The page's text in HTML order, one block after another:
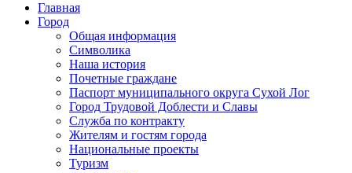
Главная
Город
Общая информация
Символика
Наша история
Почетные граждане
Паспорт муниципального округа Сухой Лог
Город Трудовой Доблести и Славы
Служба по контракту
Жителям и гостям города
Национальные проекты
Туризм